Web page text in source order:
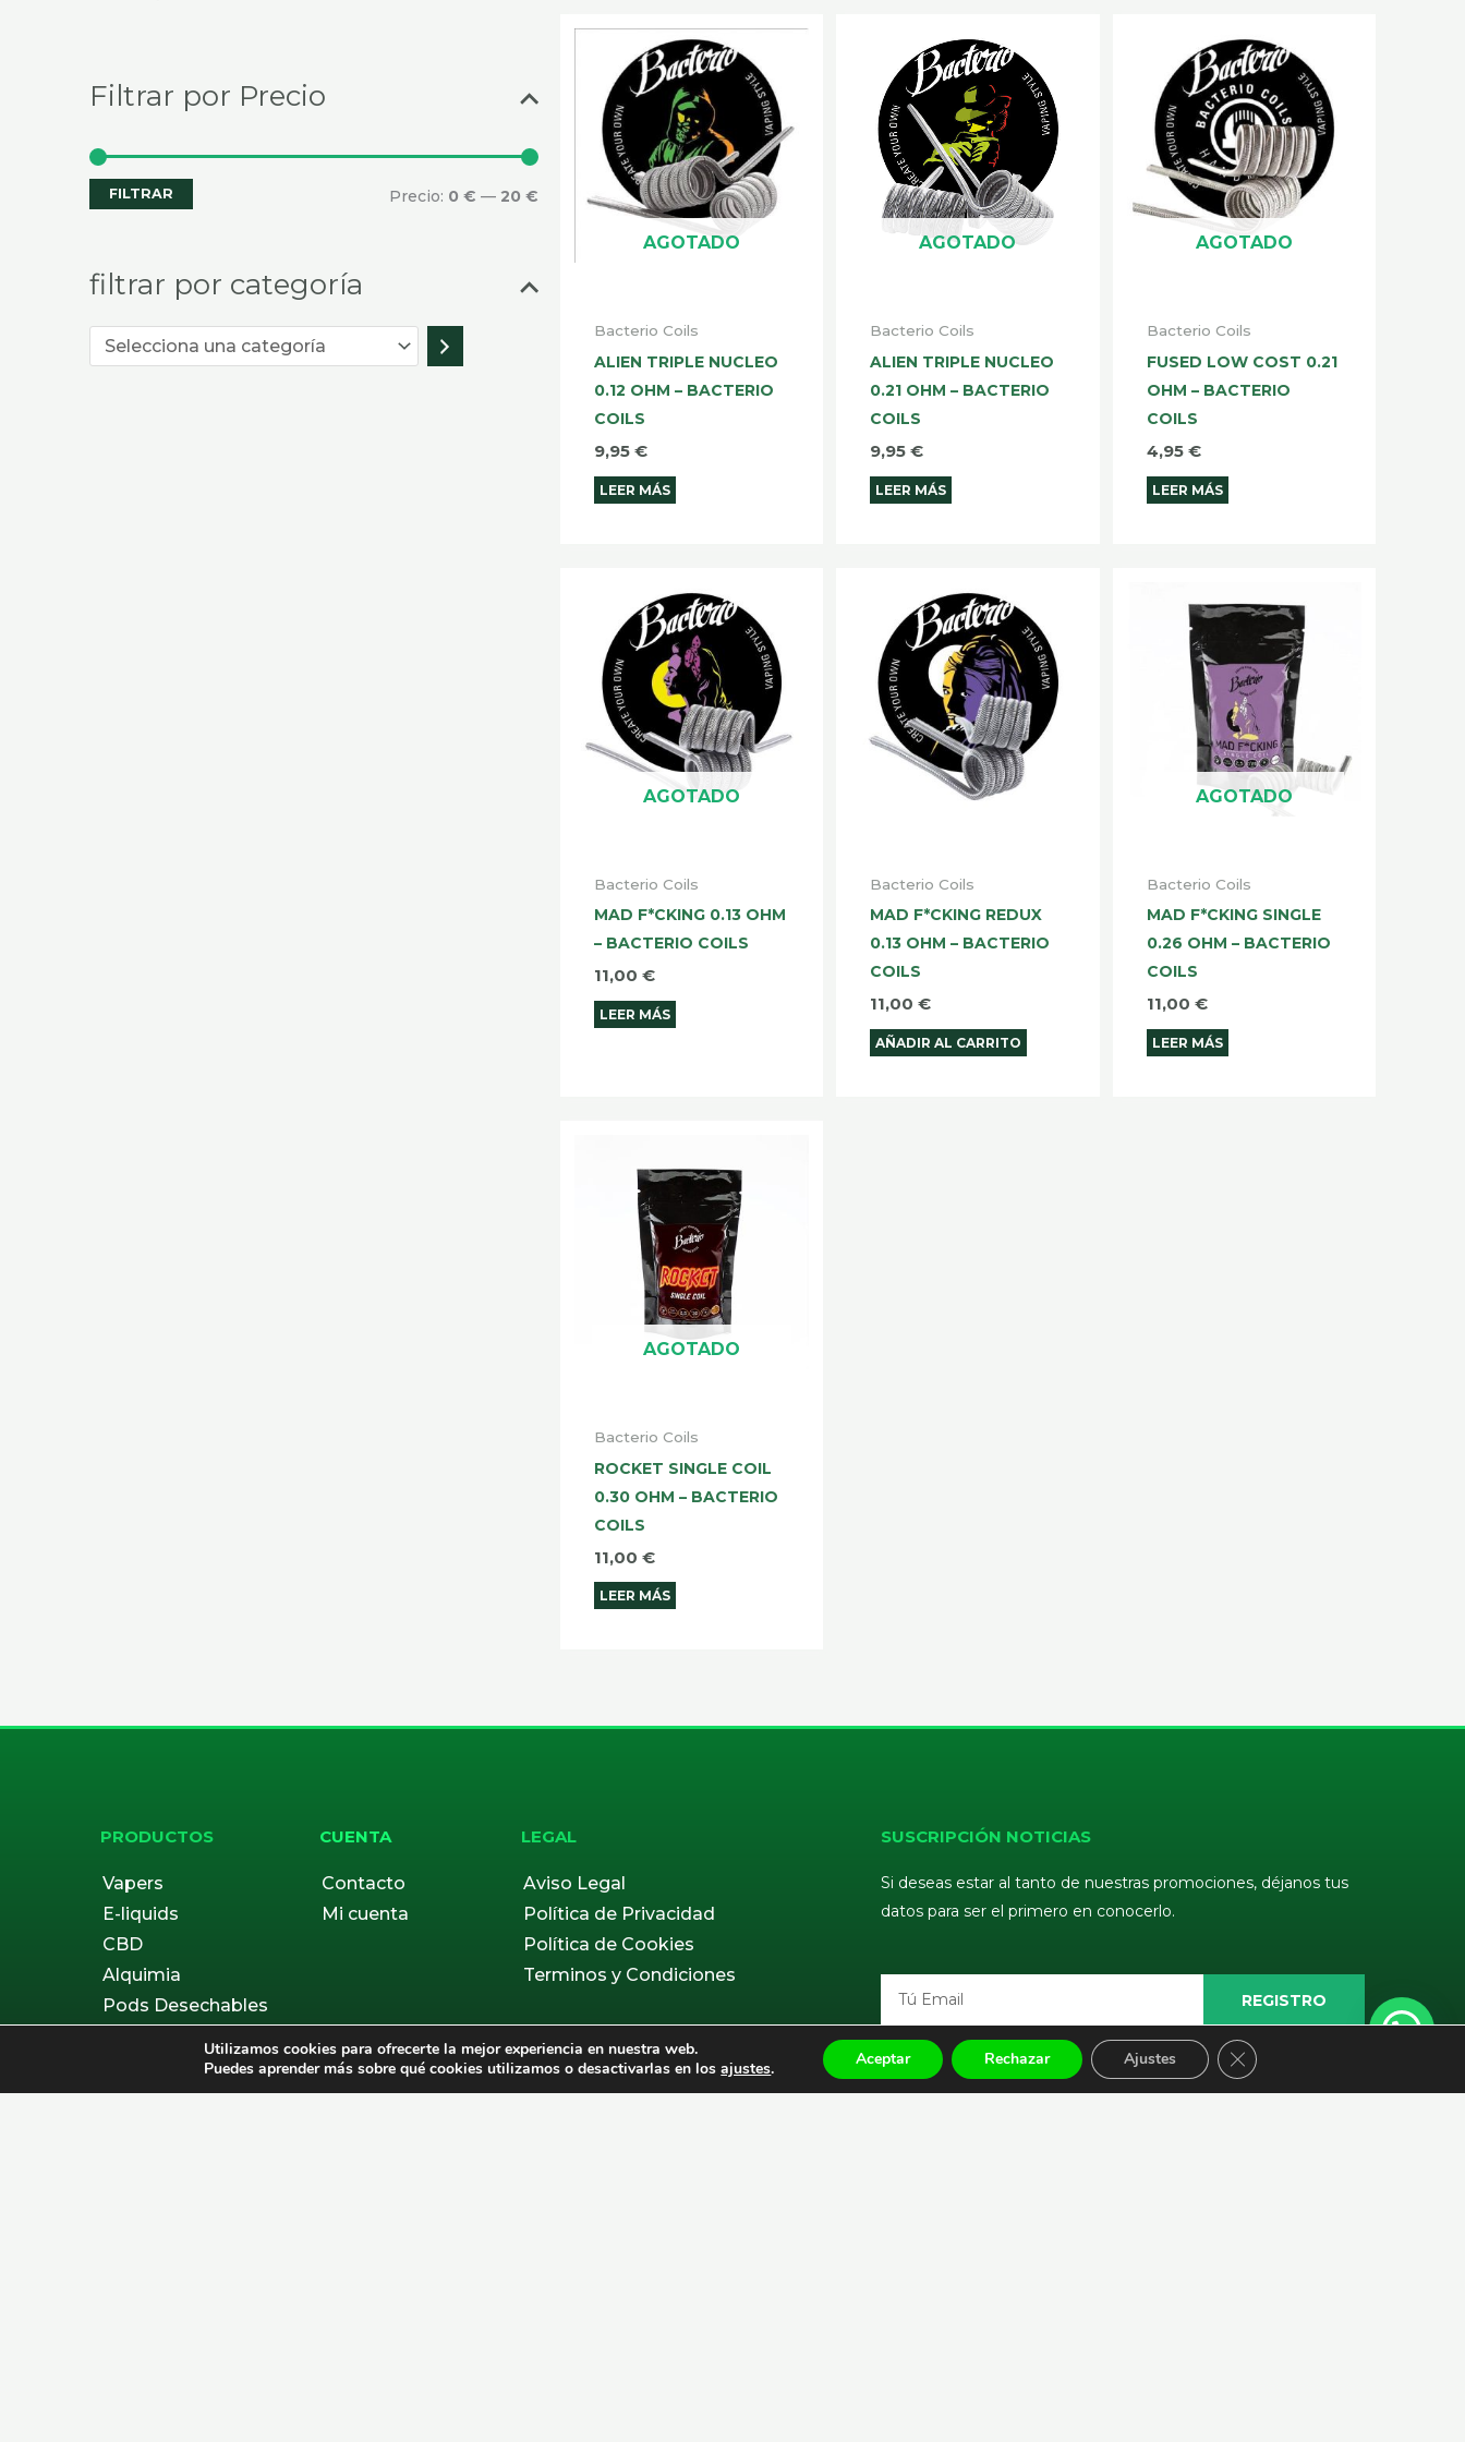
Filtrar por Precio
FILTRAR Precio: 0 € — 20 €
filtrar por categoría
AGOTADO
Bacterio Coils
ALIEN TRIPLE NUCLEO
0.12 OHM – BACTERIO
COILS
9,95 €
LEER MÁS
AGOTADO
Bacterio Coils
ALIEN TRIPLE NUCLEO
0.21 OHM – BACTERIO
COILS
9,95€
LEER MÁS
AGOTADO
Bacterio Coils
FUSED LOW COST 0.21
OHM – BACTERIO
COILS
4,95 €
LEER MÁS
AGOTADO
Bacterio Coils
MAD F*CKING 0.13 OHM
– BACTERIO COILS
11,00 €
LEER MÁS
Bacterio Coils
MAD F*CKING REDUX
0.13 OHM – BACTERIO
COILS
11,00€
AÑADIR AL CARRITO
AGOTADO
Bacterio Coils
MAD F*CKING SINGLE
0.26 OHM – BACTERIO
COILS
11,00 €
LEER MÁS
AGOTADO
Bacterio Coils
ROCKET SINGLE COIL
0.30 OHM – BACTERIO
COILS
11,00 €
LEER MÁS
PRODUCTOS
Vapers
E-liquids
CBD
Alquimia
Pods Desechables
CUENTA
Contacto
Mi cuenta
LEGAL
Aviso Legal
Política de Privacidad
Política de Cookies
Terminos y Condiciones
SUSCRIPCIÓN NOTICIAS
Si deseas estar al tanto de nuestras promociones, déjanos tus
datos para ser el primero en conocerlo.
REGISTRO
Utilizamos cookies para ofrecerte la mejor experiencia en nuestra web.
Puedes aprender más sobre qué cookies utilizamos o desactivarlas en losajustes. Aceptar Rechazar Ajustes CERRAR EL BANNER DE